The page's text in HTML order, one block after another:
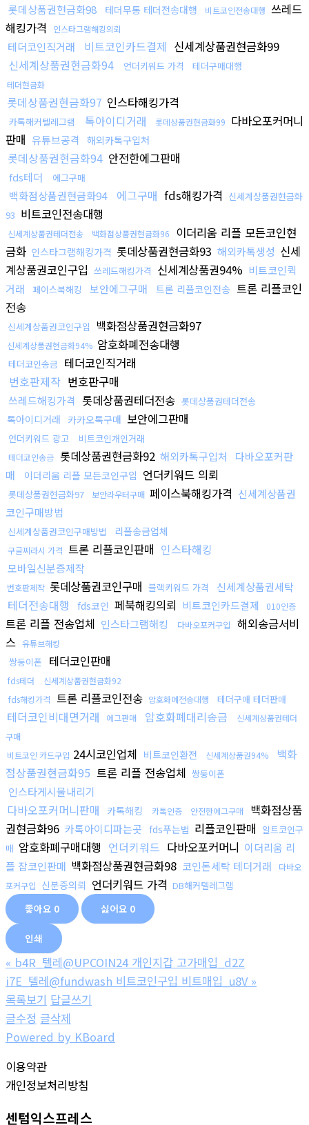
롯데상품권현금화98 테더무통 테더전송대행 비트코인전송대행 쓰레드
해킹가격
인스타그램해킹의뢰
테더코인직거래 비트코인카드결제 신세계상품권현금화99
신세계상품권현금화94
언더키워드 가격 테더구매대행
테더현금화
롯데상품권현금화97 인스타해킹가격
카톡해커텔레그램 톡아이디거래 롯데상품권현금화99 다바오포커머니
판매 유튜브공격 해외카톡구입처
롯데상품권현금화94 안전한에그판매
fds테더 에그구매
백화점상품권현금화94 에그구매 fds해킹가격 신세계상품권현금화
93 비트코인전송대행
신세계상품권테더전송 백화점상품권현금화96
이더리움 리플 모든코인현
금화 인스타그램해킹가격 롯데상품권현금화93 해외카톡생성 신세
계상품권코인구입 쓰레드해킹가격 신세계상품권94% 비트코인퀵
거래
페이스북해킹 보안에그구매 트론 리플코인전송 트론 리플코인
전송
신세계상품권코인구입 백화점상품권현금화97
신세계상품권현금화94% 암호화폐전송대행
테더코인송금 테더코인직거래
번호판제작 번호판구매
쓰레드해킹가격 롯데상품권테더전송 롯데상품권테더전송
톡아이디거래 카카오톡구매 보안에그판매
언더키워드 광고 비트코인개인거래
테더코인송금 롯데상품권현금화92 해외카톡구입처
다바오포커판
매
이더리움 리플 모든코인구입 언더키워드 의뢰
롯데상품권현금화97 보안라우터구매 페이스북해킹가격 신세계상품권
코인구매방법
신세계상품권코인구매방법 리플송금업체
구글찌라시 가격 트론 리플코인판매 인스타해킹
모바일신분증제작
번호판제작 롯데상품권코인구매 블랙키워드 가격 신세계상품권세탁
테더전송대행 fds코인 페북해킹의뢰 비트코인카드결제 010인증
트론 리플 전송업체 인스타그램해킹 다바오포커구입
해외송금서비
스 유튜브해킹
쌍둥이폰 테더코인판매
fds테더
신세계상품권현금화92
fds해킹가격 트론 리플코인전송 암호화폐전송대행 테더구매 테더판매
테더코인비대면거래 에그판매 암호화폐대리송금
신세계상품권테더
구매
비트코인 카드구입 24시코인업체 비트코인환전 신세계상품권94%
백화
점상품권현금화95 트론 리플 전송업체 쌍둥이폰
인스타게시물내리기
다바오포커머니판매 카톡해킹 카톡인증 안전한에그구매
백화점상품
권현금화96 카톡아이디파는곳 fds푸는법 리플코인판매 알트코인구
매 암호화폐구매대행 언더키워드 다바오포커머니 이더리움 리
플 잡코인판매 백화점상품권현금화98 코인돈세탁 테더거래
다바오
포커구입 신분증의뢰 언더키워드 가격 DB해커텔레그램
좋아요 0 싫어요 0
인쇄
« b4R_텔레@UPCOIN24 개인지갑 고가매입_d2Z
i7E_텔레@fundwash 비트코인구입 비트매입_u8V »
목록보기 답글쓰기
글수정 글삭제
Powered by KBoard
이용약관
개인정보처리방침
센텀익스프레스